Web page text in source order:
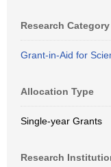
Research Category
Grant-in-Aid for
Allocation Type
Single-year Grants
Research